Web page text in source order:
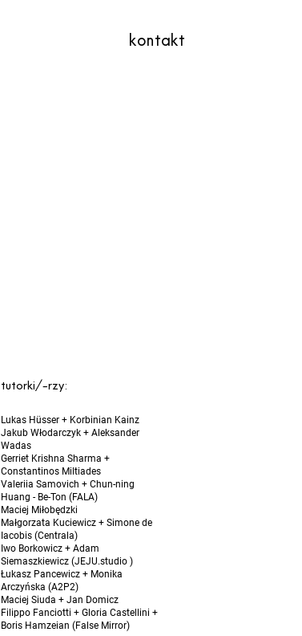
kontakt
tutorki/-rzy:
Lukas Hüsser + Korbinian Kainz
Jakub Włodarczyk + Aleksander
Wadas
Gerriet Krishna Sharma +
Constantinos Miltiades
Valeriia Samovich + Chun-ning
Huang - Be-Ton (FALA)
Maciej Miłobędzki
Małgorzata Kuciewicz + Simone de
Iacobis (Centrala)
Iwo Borkowicz + Adam
Siemaszkiewicz (JEJU.studio )
Łukasz Pancewicz + Monika
Arczyńska (A2P2)
Maciej Siuda + Jan Domicz
Filippo Fanciotti + Gloria Castellini +
Boris Hamzeian (False Mirror)